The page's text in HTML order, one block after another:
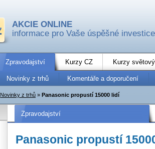
AKCIE ONLINE
informace pro Vaše úspěšné investice
Zpravodajství Kurzy CZ Kurzy
Novinky z trhů Komentáře a doporučení
Novinky z trhů » Panasonic propustí 15000 lidí
Zpravodajství
Panasonic propustí